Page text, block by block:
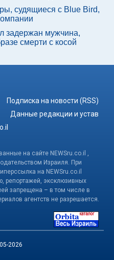
судящиеся с Blue Bird,
задержан мужчина,
смерти с косой
Подписка на новости (RSS)
Данные редакции и устав
на сайте NEWSru.co.il ,
Израиля. При
на NEWSru.co.il
репортажей, эксклюзивных
запрещена – в том числе в
агентств не разрешается.
2026